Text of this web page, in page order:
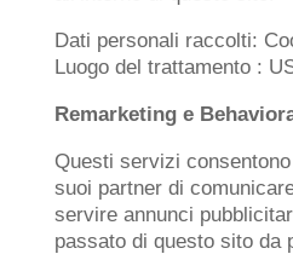
Dati personali raccolti:
Luogo del trattamento :
Remarketing e
Questi servizi
suoi partner di
servire annunci
passato di questo sito da